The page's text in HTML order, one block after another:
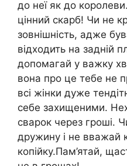
до неї як до
цінний скарб! Чи не
зовнішність, адже
відходить на задній
допомагай у важку
вона про це тебе не
всі жінки дуже
себе захищеними.
сварок через гроші.
дружину і не вважай
копійку.Пам’ятай,